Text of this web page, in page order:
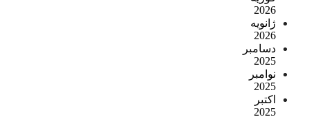
2026
ژانویه
2026
دسامبر
2025
نوامبر
2025
اکتبر
2025